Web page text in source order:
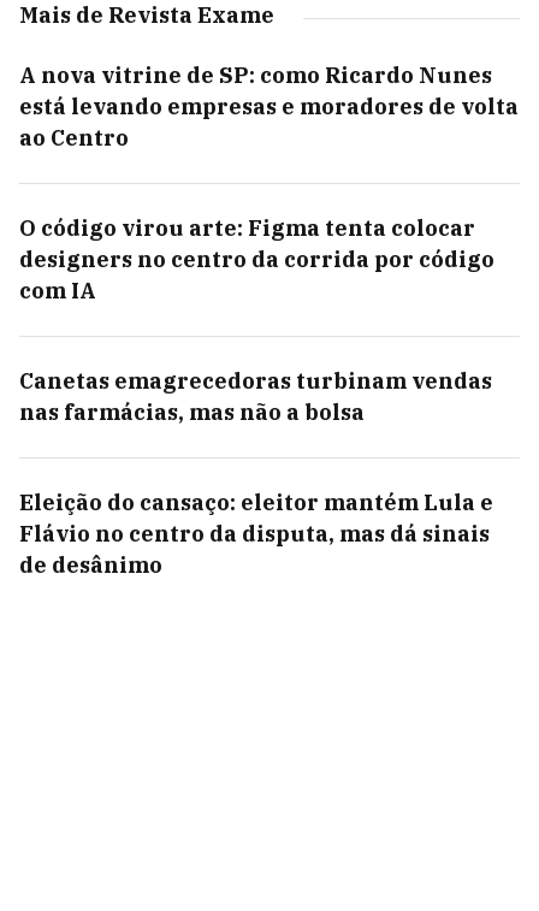
Mais de Revista Exame
A nova vitrine de SP: como Ricardo Nunes
está levando empresas e moradores de volta
ao Centro
O código virou arte: Figma tenta colocar
designers no centro da corrida por código
com IA
Canetas emagrecedoras turbinam vendas
nas farmácias, mas não a bolsa
Eleição do cansaço: eleitor mantém Lula e
Flávio no centro da disputa, mas dá sinais
de desânimo